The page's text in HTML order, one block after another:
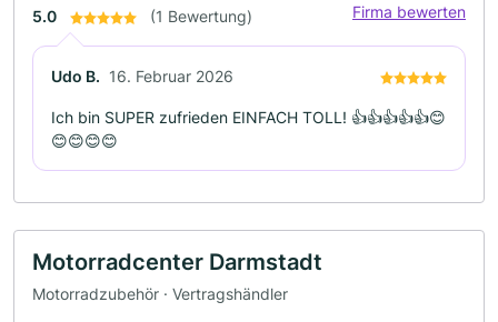
5.0 (1 Bewertung) Firma bewerten
Udo B. 16. Februar 2026
Ich bin SUPER zufrieden EINFACH TOLL! 👍👍👍👍👍😊
😊😊😊😊
Motorradcenter Darmstadt
Motorradzubehör · Vertragshändler